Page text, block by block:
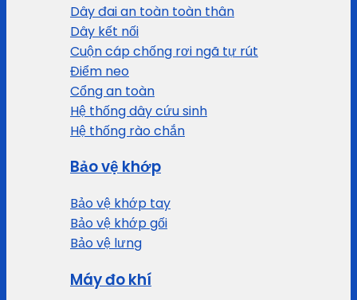
Dây đai an toàn toàn thân
Dây kết nối
Cuộn cáp chống rơi ngã tự rút
Điểm neo
Cổng an toàn
Hệ thống dây cứu sinh
Hệ thống rào chắn
Bảo vệ khớp
Bảo vệ khớp tay
Bảo vệ khớp gối
Bảo vệ lưng
Máy đo khí